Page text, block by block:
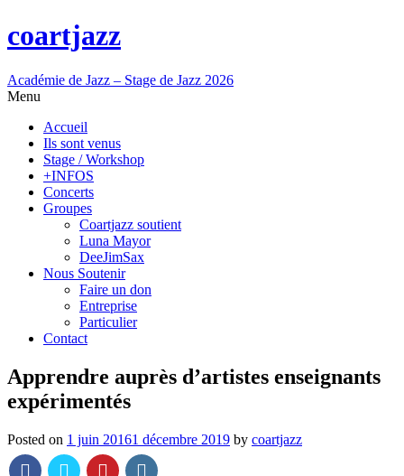
coartjazz
Académie de Jazz – Stage de Jazz 2026
Menu
Accueil
Ils sont venus
Stage / Workshop
+INFOS
Concerts
Groupes
Coartjazz soutient
Luna Mayor
DeeJimSax
Nous Soutenir
Faire un don
Entreprise
Particulier
Contact
Apprendre auprès d’artistes enseignants
expérimentés
Posted on 1 juin 20161 décembre 2019 by coartjazz